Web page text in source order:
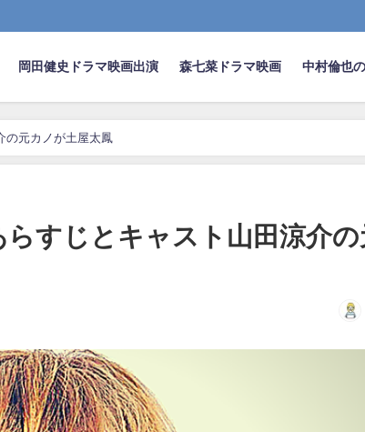
岡田健史ドラマ映画出演 森七菜ドラマ映画 中村倫也
の元カノが土屋太鳳
すじとキャスト山田涼介の